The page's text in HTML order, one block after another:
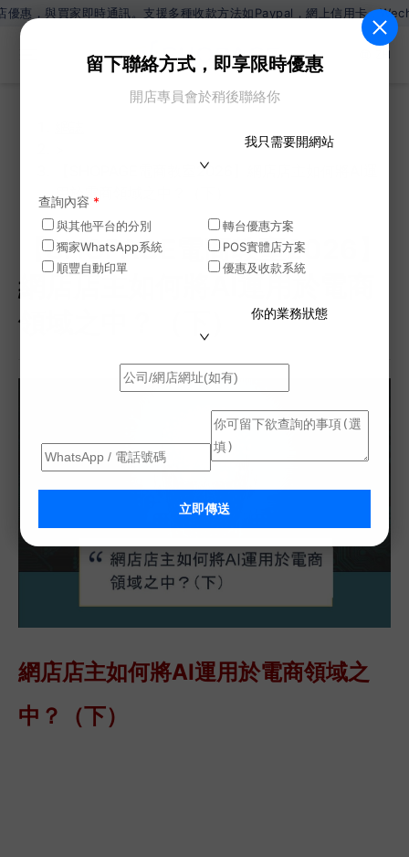
即時通訊。支援多種收款方法如Paypal，網上信用卡，Wechat Pay，
ZH
留下聯絡方式，即享限時優惠
開店專員會於稍後聯絡你
我只需要開網站
查詢內容 *
與其他平台的分別
轉台優惠方案
獨家WhatsApp系統
POS實體店方案
順豐自動印單
優惠及收款系統
你的業務狀態
立即傳送
【SHOPAGE電商教室2026】網店店主如何將AI運
用於電商領域之中？（下）
【SHOPAGE電商教室2026】
網店店主如何將AI運用於電商
領域之中？（下）
網店店主如何將AI運用於電商領域之
中？（下）